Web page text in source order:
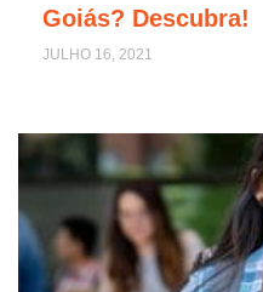
Goiás? Descubra!
JULHO 16, 2021